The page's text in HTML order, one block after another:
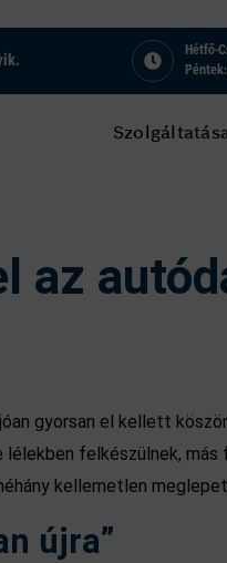
Hétfő-
az
gyorsan el kellett
felkészülnek,
kellemetlen
újra”